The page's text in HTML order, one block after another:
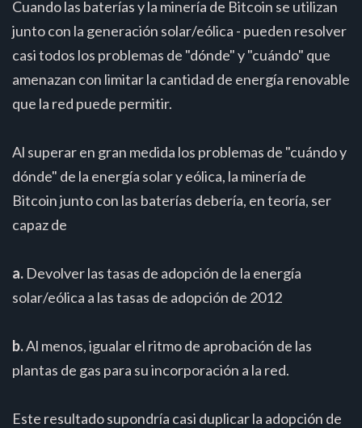
Cuando las baterías y la minería de Bitcoin se utilizan
junto con la generación solar/eólica - pueden resolver
casi todos los problemas de "dónde" y "cuándo" que
amenazan con limitar la cantidad de energía renovable
que la red puede permitir.
Al superar en gran medida los problemas de "cuándo y
dónde" de la energía solar y eólica, la minería de
Bitcoin junto con las baterías debería, en teoría, ser
capaz de
a. Devolver las tasas de adopción de la energía
solar/eólica a las tasas de adopción de 2012
b.Al menos, igualar el ritmo de aprobación de las
plantas de gas para su incorporación a la red.
Este resultado supondría casi duplicar la adopción de